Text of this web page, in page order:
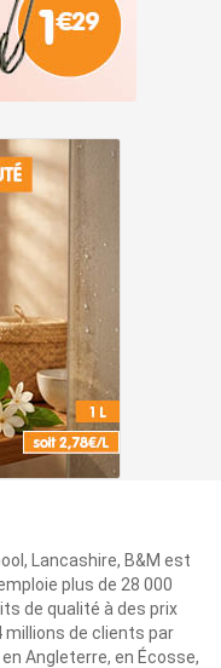
Lancashire, B&M est
plus de 28 000
de qualité à des prix
millions de clients par
Angleterre, en Écosse,